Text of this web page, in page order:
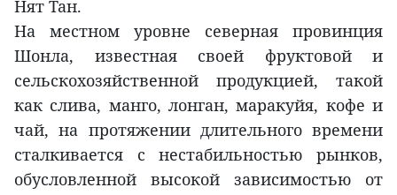
Нят Тан.
На местном уровне северная провинция
Шонла, известная своей фруктовой и
сельскохозяйственной продукцией, такой
как слива, манго, лонган, маракуйя, кофе и
чай, на протяжении длительного времени
сталкивается с нестабильностью рынков,
обусловленной высокой зависимостью от